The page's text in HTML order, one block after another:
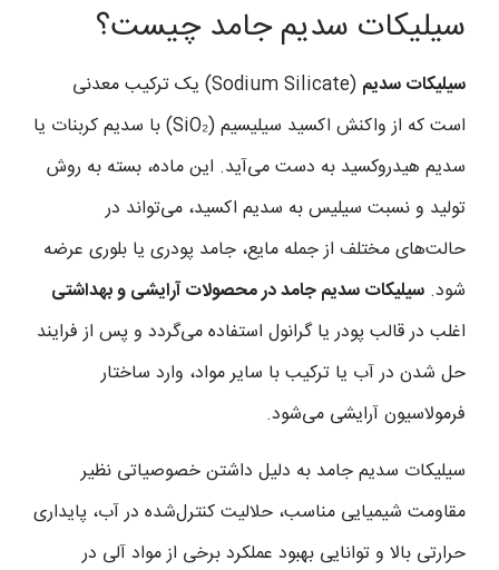
سیلیکات سدیم جامد چیست؟
سیلیکات سدیم
(Sodium Silicate) یک ترکیب معدنی
است که از واکنش اکسید سیلیسیم (SiO₂) با سدیم کربنات یا
سدیم هیدروکسید به دست می‌آید. این ماده، بسته به روش
تولید و نسبت سیلیس به سدیم اکسید، می‌تواند در
حالت‌های مختلف از جمله مایع، جامد پودری یا بلوری عرضه
شود. سیلیکات سدیم جامد در محصولات آرایشی و بهداشتی
اغلب در قالب پودر یا گرانول استفاده می‌گردد و پس از فرایند
حل شدن در آب یا ترکیب با سایر مواد، وارد ساختار
فرمولاسیون آرایشی می‌شود.
سیلیکات سدیم جامد به دلیل داشتن خصوصیاتی نظیر
مقاومت شیمیایی مناسب، حلالیت کنترل‌شده در آب، پایداری
حرارتی بالا و توانایی بهبود عملکرد برخی از مواد آلی در